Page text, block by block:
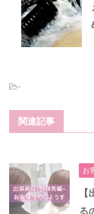
-
関連記事
お
る